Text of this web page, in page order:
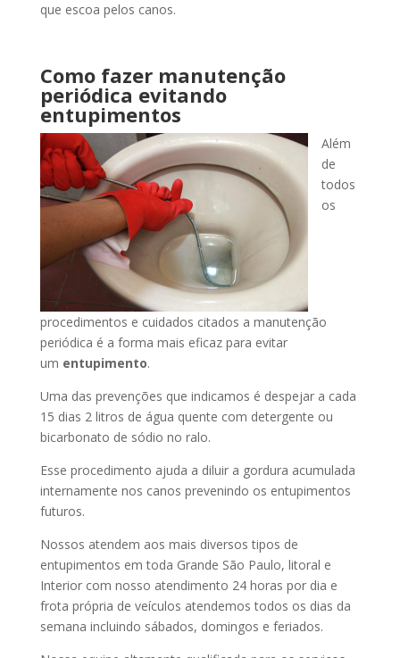
que escoa pelos canos.
Como fazer manutenção
periódica evitando
entupimentos
Além
de
todos
os
procedimentos e cuidados citados a manutenção
periódica é a forma mais eficaz para evitar
um entupimento.
Uma das prevenções que indicamos é despejar a cada
15 dias 2 litros de água quente com detergente ou
bicarbonato de sódio no ralo.
Esse procedimento ajuda a diluir a gordura acumulada
internamente nos canos prevenindo os entupimentos
futuros.
Nossos atendem aos mais diversos tipos de
entupimentos em toda Grande São Paulo, litoral e
Interior com nosso atendimento 24 horas por dia e
frota própria de veículos atendemos todos os dias da
semana incluindo sábados, domingos e feriados.